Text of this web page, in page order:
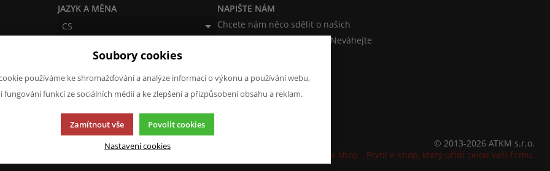
JAZYK A MĚNA
CS
CZK (Kč)
NAPIŠTE NÁM
Chcete nám něco sdělit o našich
produktech nebo e-shopu? Neváhejte
Chci napsat zprávu
© 2013-2026 ATKM s.r.o.
K2 e-shop - První e-shop, který uřídí celou vaši firmu.
Soubory cookies
používáme ke shromažďování a analýze informací o výkonu a používání webu,
fungování funkcí ze sociálních médií a ke zlepšení a přizpůsobení obsahu a reklam.
Zamítnout vše Povolit cookies
Nastavení cookies